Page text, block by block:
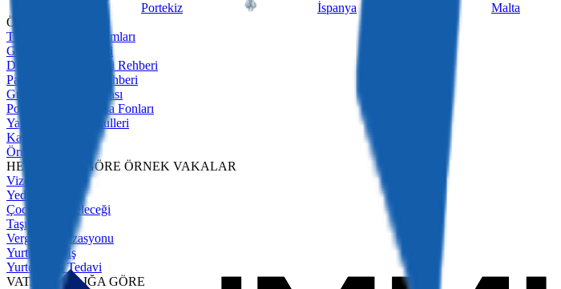
Portekiz İspanya Malta
ÖNE ÇIKANLAR
Tüm Oturum Programları
Golden Visa Rehberi
Dijital Göçebe Vizesi Rehberi
Pasif Gelir Vizesi Rehberi
Güvenlik Soruşturması
Portekiz Golden Visa Fonları
Yatırım Gayrimenkulleri
Karşılaştırma
Örnek Vakalar
HEDEFLERE GÖRE ÖRNEK VAKALAR
Vizesiz Seyahat
Yedek Plan
Çocukların Geleceği
Taşınma
Vergi Optimizasyonu
Yurtdışında İş
Yurtdışında Tedavi
VATANDAŞLIĞA GÖRE